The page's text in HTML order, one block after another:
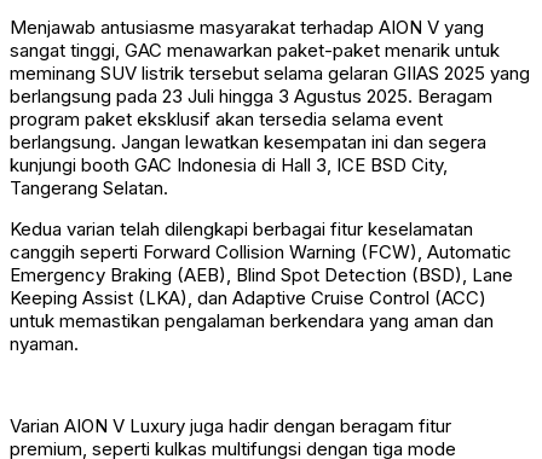
Menjawab antusiasme masyarakat terhadap AION V yang
sangat tinggi, GAC menawarkan paket-paket menarik untuk
meminang SUV listrik tersebut selama gelaran GIIAS 2025 yang
berlangsung pada 23 Juli hingga 3 Agustus 2025. Beragam
program paket eksklusif akan tersedia selama event
berlangsung. Jangan lewatkan kesempatan ini dan segera
kunjungi booth GAC Indonesia di Hall 3, ICE BSD City,
Tangerang Selatan.
Kedua varian telah dilengkapi berbagai fitur keselamatan
canggih seperti Forward Collision Warning (FCW), Automatic
Emergency Braking (AEB), Blind Spot Detection (BSD), Lane
Keeping Assist (LKA), dan Adaptive Cruise Control (ACC)
untuk memastikan pengalaman berkendara yang aman dan
nyaman.
Varian AION V Luxury juga hadir dengan beragam fitur
premium, seperti kulkas multifungsi dengan tiga mode